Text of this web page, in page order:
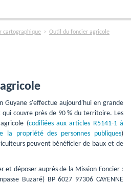
cartographique
Outil du foncier agricole
Guyane s'effectue aujourd'hui en grande
couvre près de 90 % du territoire. Les
(codifiées aux articles R5141-1 à
la propriété des personnes publiques)
peuvent bénéficier de baux et de
et déposer auprès de la Mission Foncier :
Buzaré) BP 6027 97306 CAYENNE